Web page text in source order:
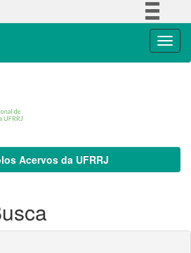
Acervos da UFRRJ